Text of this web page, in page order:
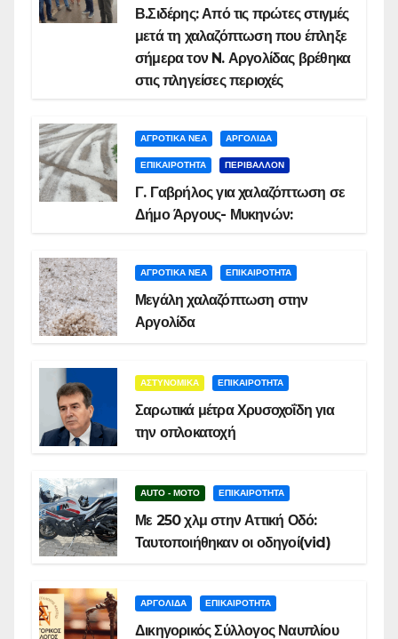
Β.Σιδέρης: Από τις πρώτες στιγμές
μετά τη χαλαζόπτωση που έπληξε
σήμερα τον N. Αργολίδας βρέθηκα
στις πληγείσες περιοχές
ΑΓΡΟΤΙΚΑ ΝΕΑ ΑΡΓΟΛΙΔΑ
ΕΠΙΚΑΙΡΟΤΗΤΑ ΠΕΡΙΒΑΛΛΟΝ
Γ. Γαβρήλος για χαλαζόπτωση σε
Δήμο Άργους- Μυκηνών:
ΑΓΡΟΤΙΚΑ ΝΕΑ ΕΠΙΚΑΙΡΟΤΗΤΑ
Μεγάλη χαλαζόπτωση στην
Αργολίδα
ΑΣΤΥΝΟΜΙΚΑ ΕΠΙΚΑΙΡΟΤΗΤΑ
Σαρωτικά μέτρα Χρυσοχοΐδη για
την οπλοκατοχή
AUTO - MOTO ΕΠΙΚΑΙΡΟΤΗΤΑ
Με 250 χλμ στην Αττική Οδό:
Ταυτοποιήθηκαν οι οδηγοί(vid)
ΑΡΓΟΛΙΔΑ ΕΠΙΚΑΙΡΟΤΗΤΑ
Δικηγορικός Σύλλογος Ναυπλίου